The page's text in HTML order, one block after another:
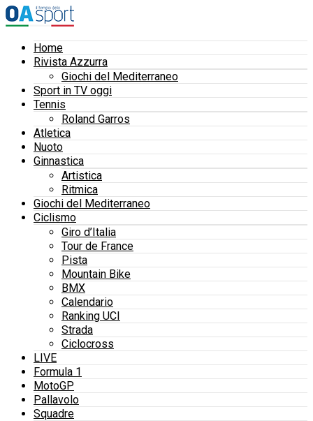
Home
Rivista Azzurra
Giochi del Mediterraneo
Sport in TV oggi
Tennis
Roland Garros
Atletica
Nuoto
Ginnastica
Artistica
Ritmica
Giochi del Mediterraneo
Ciclismo
Giro d’Italia
Tour de France
Pista
Mountain Bike
BMX
Calendario
Ranking UCI
Strada
Ciclocross
LIVE
Formula 1
MotoGP
Pallavolo
Squadre